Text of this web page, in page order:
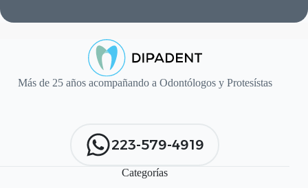
Más de 25 años acompañando a Odontólogos y Protesístas
223-579-4919
Categorías